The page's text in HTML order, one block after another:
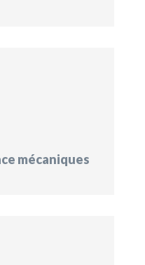
mécaniques